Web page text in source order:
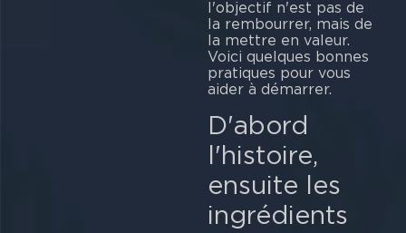
l'objectif n'est pas de
la rembourrer, mais de
la mettre en valeur.
Voici quelques bonnes
pratiques pour vous
aider à démarrer.
D'abord
l'histoire,
ensuite les
ingrédients